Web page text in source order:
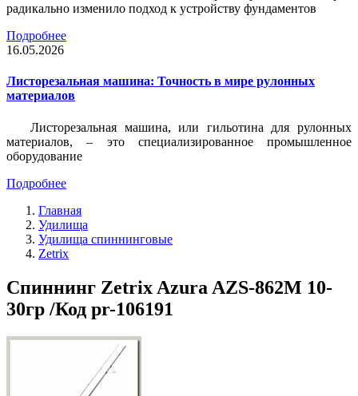
радикально изменило подход к устройству фундаментов
Подробнее
16.05.2026
Листорезальная машина: Точность в мире рулонных
материалов
Листорезальная машина, или гильотина для рулонных
материалов, – это специализированное промышленное
оборудование
Подробнее
Главная
Удилища
Удилища спиннинговые
Zetrix
Спиннинг Zetrix Azura AZS-862M 10-
30гр /Код pr-106191